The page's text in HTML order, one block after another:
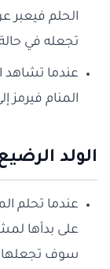
الحلم فيعبر
تجعله في
عندما تشاهد
المنام
الولد
عندما تحلم
على بدأها
سوف